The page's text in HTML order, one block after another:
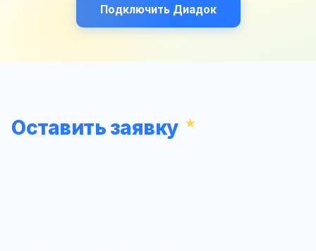
Подключить Диадок
Оставить заявку